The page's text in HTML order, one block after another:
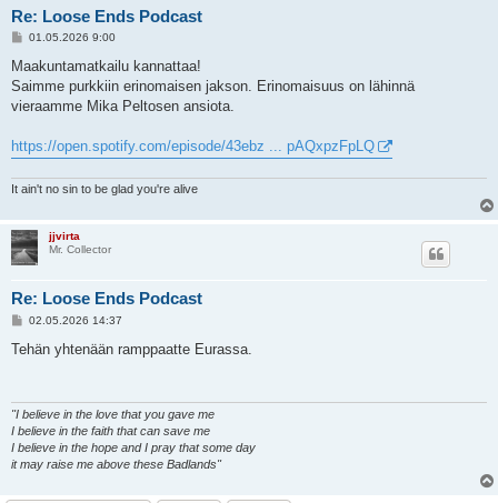
Re: Loose Ends Podcast
V
e
t
i
01.05.2026 9:00
Maakuntamatkailu kannattaa!
Saimme purkkiin erinomaisen jakson. Erinomaisuus on lähinnä
vieraamme Mika Peltosen ansiota.
https://open.spotify.com/episode/43ebz ... pAQxpzFpLQ
It ain't no sin to be glad you're alive
jjvirta
Mr. Collector
Re: Loose Ends Podcast
V
e
02.05.2026 14:37
Tehän yhtenään ramppaatte Eurassa.
"I believe in the love that you gave me
I believe in the faith that can save me
I believe in the hope and I pray that some day
it may raise me above these Badlands"